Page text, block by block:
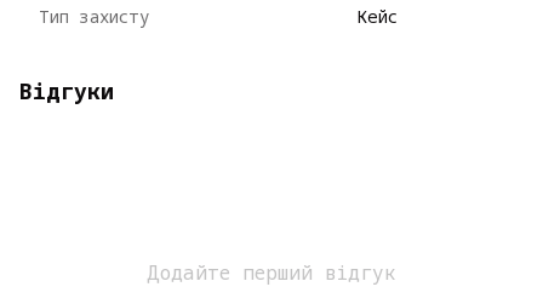
Тип захисту
Кейс
Відгуки
Додайте перший відгук